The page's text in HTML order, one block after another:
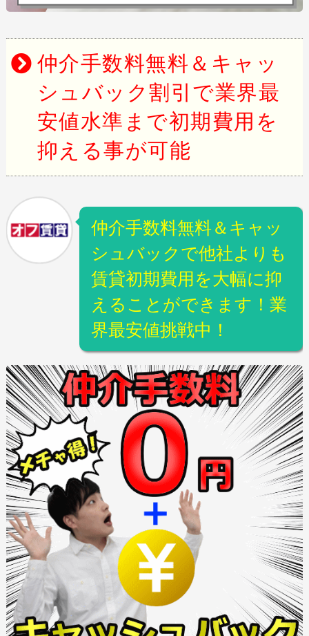
仲介手数料無料＆キャッ
シュバック割引で業界最
安値水準まで初期費用を
抑える事が可能
仲介手数料無料＆キャッ
シュバックで他社よりも
賃貸初期費用を大幅に抑
えることができます！業
界最安値挑戦中！